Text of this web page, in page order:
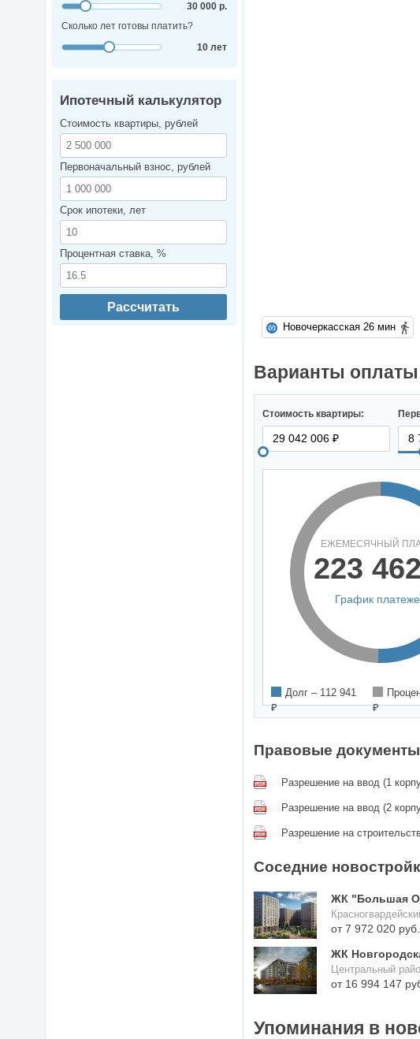
Новочеркасская 26 мин
Варианты
Стоимость квартиры:
ЕЖЕМЕСЯЧНЫЙ
223
График
Долг – 112 941
₽
₽
Правовые документы
Разрешение на ввод (1
Разрешение на ввод (2
Разрешение на
Соседние
ЖК "Большая
от 7 972 020 руб.
ЖК
Центральный
от 16 994
Упоминания в
30 000 р.
Сколько лет готовы платить?
10 лет
Ипотечный калькулятор
Стоимость квартиры, рублей
Первоначальный взнос, рублей
Срок ипотеки, лет
Процентная ставка, %
Рассчитать